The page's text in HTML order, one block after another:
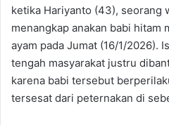
ketika Hariyanto (43), seorang
menangkap anakan babi hitam
ayam pada Jumat (16/1/2026).
tengah masyarakat justru
karena babi tersebut
tersesat dari peternakan di